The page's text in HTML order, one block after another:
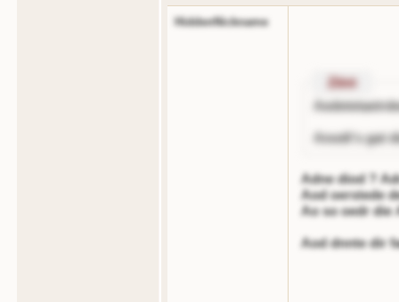
HiddenNickname
Zitnt
Anodt's gat
Adne diod ?
Aod oerstede
Ao so oedr die
Aod dnnte dir